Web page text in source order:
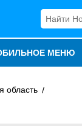
МЕНЮ
область